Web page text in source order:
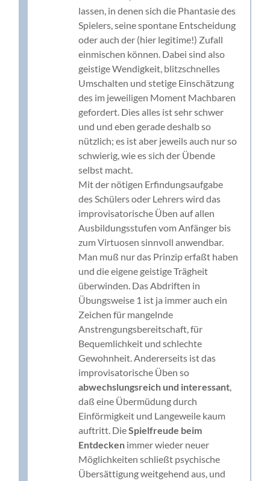
lassen, in denen sich die Phantasie des
Spielers, seine spontane Entscheidung
oder auch der (hier legitime!) Zufall
einmischen können. Dabei sind also
geistige Wendigkeit, blitzschnelles
Umschalten und stetige Einschätzung
des im jeweiligen Moment Machbaren
gefordert. Dies alles ist sehr schwer
und und eben gerade deshalb so
nützlich; es ist aber jeweils auch nur so
schwierig, wie es sich der Übende
selbst macht.
Mit der nötigen Erfindungsaufgabe
des Schülers oder Lehrers wird das
improvisatorische Üben auf allen
Ausbildungsstufen vom Anfänger bis
zum Virtuosen sinnvoll anwendbar.
Man muß nur das Prinzip erfaßt haben
und die eigene geistige Trägheit
überwinden. Das Abdriften in
Übungsweise 1 ist ja immer auch ein
Zeichen für mangelnde
Anstrengungsbereitschaft, für
Bequemlichkeit und schlechte
Gewohnheit. Andererseits ist das
improvisatorische Üben so
abwechslungsreich und interessant,
daß eine Übermüdung durch
Einförmigkeit und Langeweile kaum
auftritt. DieSpielfreude beim
Entdeckenimmer wieder neuer
Möglichkeiten schließt psychische
Übersättigung weitgehend aus, und